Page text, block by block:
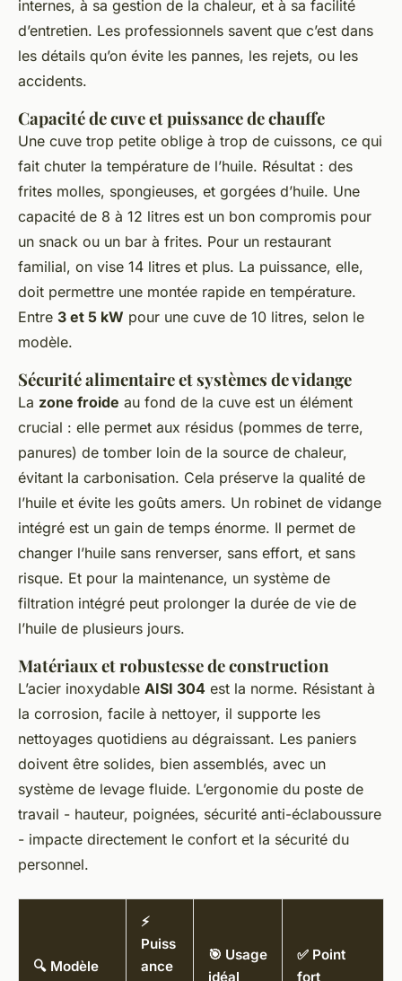
internes, à sa gestion de la chaleur, et à sa facilité
d’entretien. Les professionnels savent que c’est dans
les détails qu’on évite les pannes, les rejets, ou les
accidents.
Capacité de cuve et puissance de chauffe
Une cuve trop petite oblige à trop de cuissons, ce qui
fait chuter la température de l’huile. Résultat : des
frites molles, spongieuses, et gorgées d’huile. Une
capacité de 8 à 12 litres est un bon compromis pour
un snack ou un bar à frites. Pour un restaurant
familial, on vise 14 litres et plus. La puissance, elle,
doit permettre une montée rapide en température.
Entre 3 et 5 kW pour une cuve de 10 litres, selon le
modèle.
Sécurité alimentaire et systèmes de vidange
La zone froide au fond de la cuve est un élément
crucial : elle permet aux résidus (pommes de terre,
panures) de tomber loin de la source de chaleur,
évitant la carbonisation. Cela préserve la qualité de
l’huile et évite les goûts amers. Un robinet de vidange
intégré est un gain de temps énorme. Il permet de
changer l’huile sans renverser, sans effort, et sans
risque. Et pour la maintenance, un système de
filtration intégré peut prolonger la durée de vie de
l’huile de plusieurs jours.
Matériaux et robustesse de construction
L’acier inoxydable AISI 304 est la norme. Résistant à
la corrosion, facile à nettoyer, il supporte les
nettoyages quotidiens au dégraissant. Les paniers
doivent être solides, bien assemblés, avec un
système de levage fluide. L’ergonomie du poste de
travail - hauteur, poignées, sécurité anti-éclaboussure
- impacte directement le confort et la sécurité du
personnel.
🔍 Modèle
⚡
Puiss
ance
🎯 Usage
idéal
✅ Point
fort